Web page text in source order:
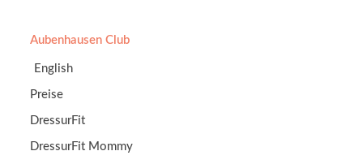
Aubenhausen Club
English
Preise
DressurFit
DressurFit Mommy